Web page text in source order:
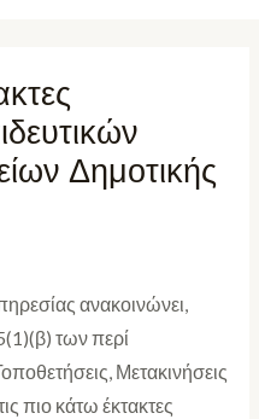
Δημοτικής
ανακοινώνει,
των περί
Μετακινήσεις
πιο κάτω έκτακτες